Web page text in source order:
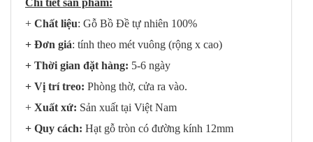
Chi tiết sản phẩm:
+ Chất liệu: Gỗ Bồ Đề tự nhiên 100%
+ Đơn giá: tính theo mét vuông (rộng x cao)
+ Thời gian đặt hàng: 5-6 ngày
+ Vị trí treo: Phòng thờ, cửa ra vào.
+ Xuất xứ: Sản xuất tại Việt Nam
+ Quy cách: Hạt gỗ tròn có đường kính 12mm